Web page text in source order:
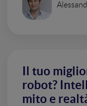
Il tuo
robot?
mito e